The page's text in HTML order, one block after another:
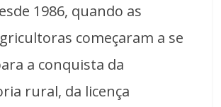
1986, quando as
começaram a se
a conquista da
rural, da licença